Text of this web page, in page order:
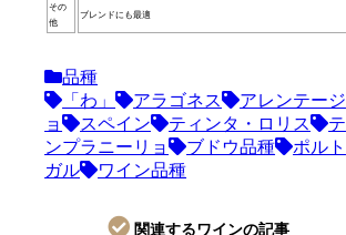
その
他
ブレンドにも最適
品種
「わ」
アラゴネス
アレンテージ
ョ
スペイン ティンタ・ロリス
テ
ンプラニーリョ
ブドウ品種
ポルト
ガル
ワイン品種
関連するワインの記事